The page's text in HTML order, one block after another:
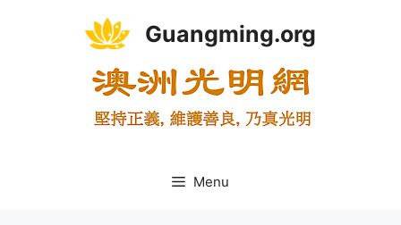
Guangming.org
Menu